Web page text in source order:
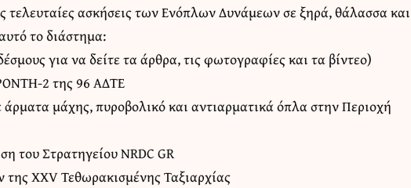
τελευταίες ασκήσεις των Ενόπλων Δυνάμεων σε ξηρά, θάλασσα και
το διάστημα:
για να δείτε τα άρθρα, τις φωτογραφίες και τα βίντεο)
2 της 96 ΑΔΤΕ
μάχης, πυροβολικό και αντιαρματικά όπλα στην Περιοχή
του Στρατηγείου NRDC GR
XXV Τεθωρακισμένης Ταξιαρχίας